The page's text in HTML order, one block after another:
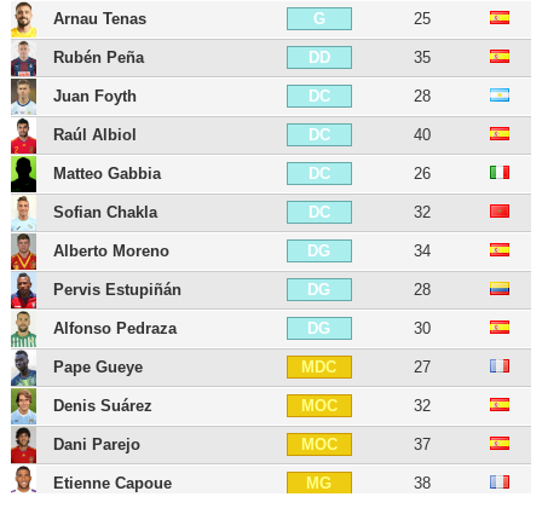
Arnau Tenas G 25
Rubén Peña DD 35
Juan Foyth DC 28
Raúl Albiol DC 40
Matteo Gabbia DC 26
Sofian Chakla DC 32
Alberto Moreno DG 34
Pervis Estupiñán DG 28
Alfonso Pedraza DG 30
Pape Gueye MDC 27
Denis Suárez MOC 32
Dani Parejo MOC 37
Etienne Capoue MG 38